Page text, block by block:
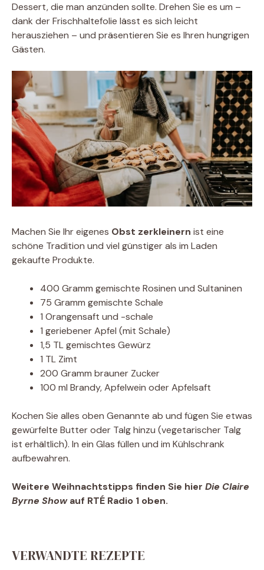
Dessert, die man anzünden sollte. Drehen Sie es um –
dank der Frischhaltefolie lässt es sich leicht
herausziehen – und präsentieren Sie es Ihren hungrigen
Gästen.
Machen Sie Ihr eigenes Obst zerkleinern ist eine
schöne Tradition und viel günstiger als im Laden
gekaufte Produkte.
400 Gramm gemischte Rosinen und Sultaninen
75 Gramm gemischte Schale
1 Orangensaft und -schale
1 geriebener Apfel (mit Schale)
1,5 TL gemischtes Gewürz
1 TL Zimt
200 Gramm brauner Zucker
100 ml Brandy, Apfelwein oder Apfelsaft
Kochen Sie alles oben Genannte ab und fügen Sie etwas
gewürfelte Butter oder Talg hinzu (vegetarischer Talg
ist erhältlich). In ein Glas füllen und im Kühlschrank
aufbewahren.
Weitere Weihnachtstipps finden Sie hier Die Claire
Byrne Showauf RTÉ Radio 1 oben.
VERWANDTE REZEPTE